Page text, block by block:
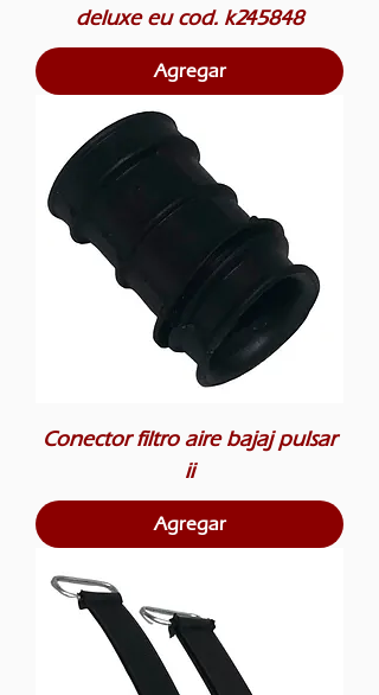
deluxe eu cod. k245848
Agregar
Conector filtro aire bajaj pulsar
ii
Agregar